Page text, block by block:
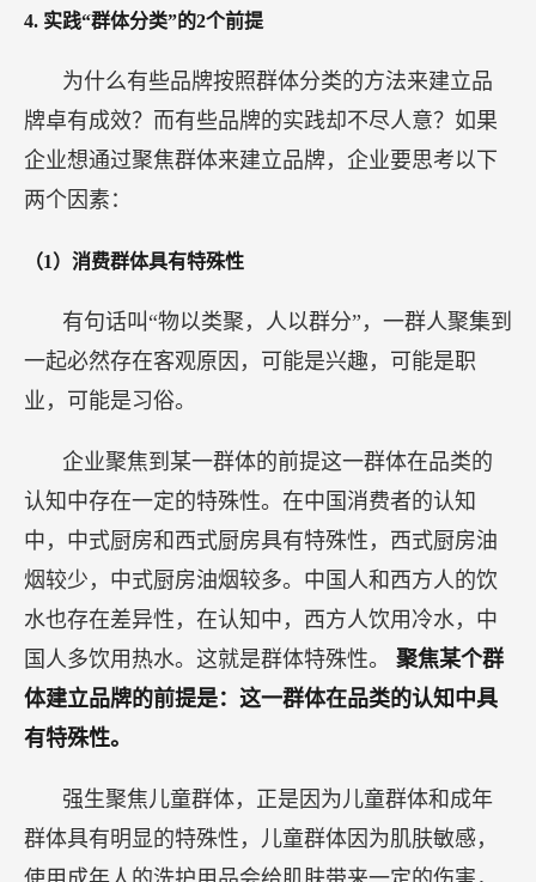
4. 实践“群体分类”的2个前提
为什么有些品牌按照群体分类的方法来建立品
牌卓有成效？而有些品牌的实践却不尽人意？如果
企业想通过聚焦群体来建立品牌，企业要思考以下
两个因素：
（1）消费群体具有特殊性
有句话叫“物以类聚，人以群分”，一群人聚集到
一起必然存在客观原因，可能是兴趣，可能是职
业，可能是习俗。
企业聚焦到某一群体的前提这一群体在品类的
认知中存在一定的特殊性。在中国消费者的认知
中，中式厨房和西式厨房具有特殊性，西式厨房油
烟较少，中式厨房油烟较多。中国人和西方人的饮
水也存在差异性，在认知中，西方人饮用冷水，中
国人多饮用热水。这就是群体特殊性。 聚焦某个群
体建立品牌的前提是：这一群体在品类的认知中具
有特殊性。
强生聚焦儿童群体，正是因为儿童群体和成年
群体具有明显的特殊性，儿童群体因为肌肤敏感，